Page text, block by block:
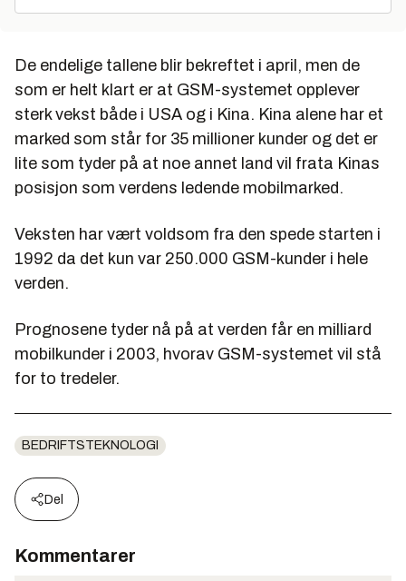
De endelige tallene blir bekreftet i april, men de
som er helt klart er at GSM-systemet opplever
sterk vekst både i USA og i Kina. Kina alene har et
marked som står for 35 millioner kunder og det er
lite som tyder på at noe annet land vil frata Kinas
posisjon som verdens ledende mobilmarked.
Veksten har vært voldsom fra den spede starten i
1992 da det kun var 250.000 GSM-kunder i hele
verden.
Prognosene tyder nå på at verden får en milliard
mobilkunder i 2003, hvorav GSM-systemet vil stå
for to tredeler.
BEDRIFTSTEKNOLOGI
Del
Kommentarer